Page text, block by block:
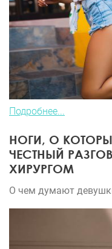
Подробнее...
НОГИ, О
ЧЕСТНЫЙ
ХИРУРГОМ
О чем думают